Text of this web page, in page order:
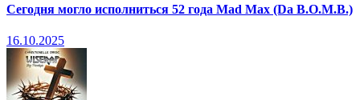
Сегодня могло исполниться 52 года Mad Max (Da B.O.M.B.)
16.10.2025